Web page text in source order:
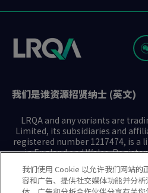
123456789
我们是谁资源招贤纳士 (英文)
LRQA and any variants are
Limited, its subsidiaries and
registered number 1217474, is a
in England and Wales.
我们使用 Cookie 以允许我们网站的
容和广告、提供社交媒体功能并分